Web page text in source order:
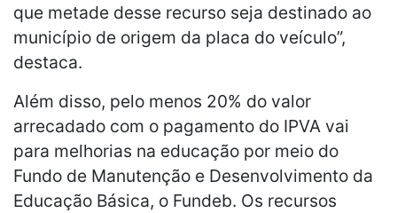
que metade desse recurso seja destinado ao
município de origem da placa do veículo”,
destaca.
Além disso, pelo menos 20% do valor
arrecadado com o pagamento do IPVA vai
para melhorias na educação por meio do
Fundo de Manutenção e Desenvolvimento da
Educação Básica, o Fundeb. Os recursos